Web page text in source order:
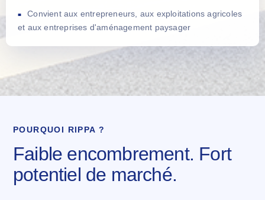
Convient aux entrepreneurs, aux exploitations agricoles
et aux entreprises d'aménagement paysager
POURQUOI RIPPA ?
Faible encombrement. Fort
potentiel de marché.